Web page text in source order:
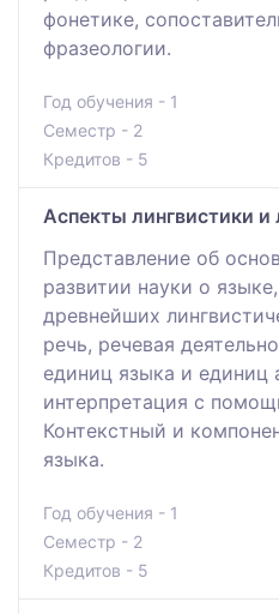
фонетике,
фразеологии.
Год обучения - 1
Семестр - 2
Кредитов - 5
Аспекты лингвистики и
Представление об
развитии науки о
древнейших
речь, речевая
единиц языка и единиц
интерпретация с
Контекстный и
языка.
Год обучения - 1
Семестр - 2
Кредитов - 5